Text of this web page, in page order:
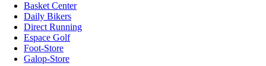
Basket Center
Daily Bikers
Direct Running
Espace Golf
Foot-Store
Galop-Store